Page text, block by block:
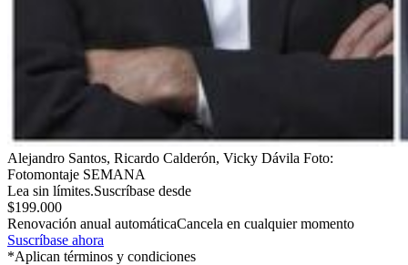
Alejandro Santos, Ricardo Calderón, Vicky Dávila Foto:
Fotomontaje SEMANA
Lea sin límites.Suscríbase desde
$199.000
Renovación anual automáticaCancela en cualquier momento
Suscríbase ahora
*Aplican términos y condiciones